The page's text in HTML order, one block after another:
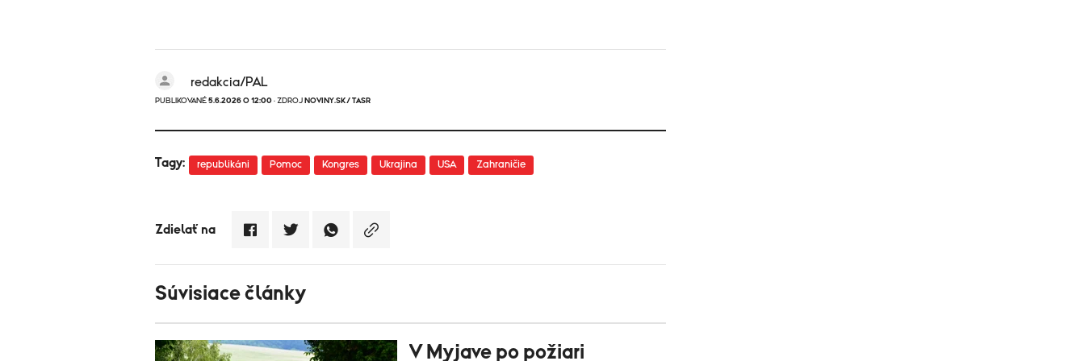
redakcia/PAL
PUBLIKOVANÉ 5.6.2026 O 12:00 · ZDROJ NOVINY.SK/ TASR
Tagy: republikáni Pomoc Kongres Ukrajina USA Zahraničie
Zdielať na
Súvisiace články
V Myjave po požiari